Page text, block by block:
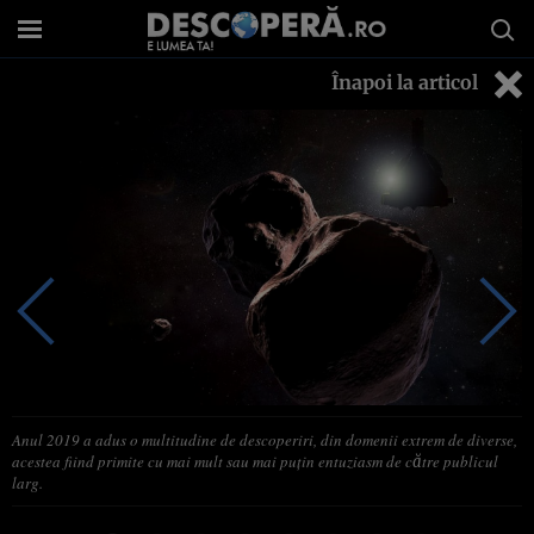
Înapoi la articol
Anul 2019 a adus o multitudine de descoperiri, din domenii extrem de diverse,
acestea fiind primite cu mai mult sau mai puţin entuziasm de către publicul
larg.